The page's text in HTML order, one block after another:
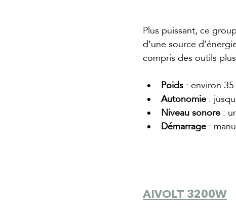
Plus puissant, ce
d’une source
compris des outils
Poids : environ
Autonomie :
Niveau sonore :
Démarrage :
AIVOLT 3200W